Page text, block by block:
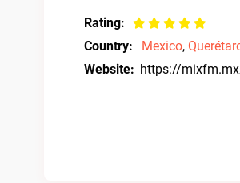
Rating:
Country:
Mexico,
Website: https://